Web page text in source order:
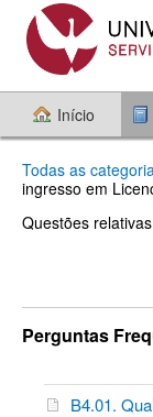
Início
Todas as
ingresso em
Questões
Perguntas
B4.01.